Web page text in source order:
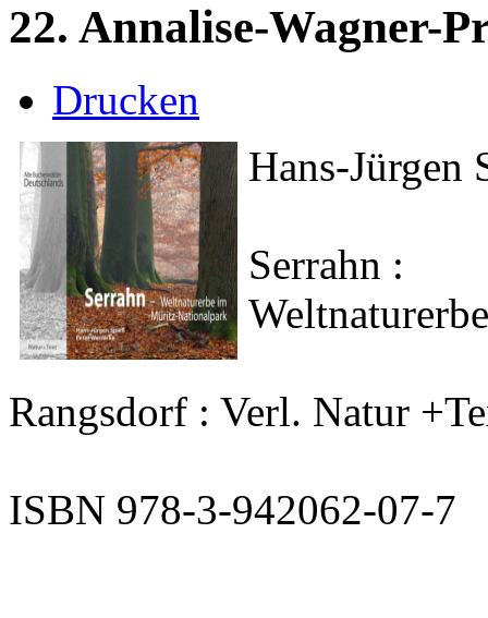
22. Annalise-Wagner-
Drucken
Hans-Jürgen
Serrahn :
Rangsdorf : Verl. Natur
ISBN 978-3-942062-07-7